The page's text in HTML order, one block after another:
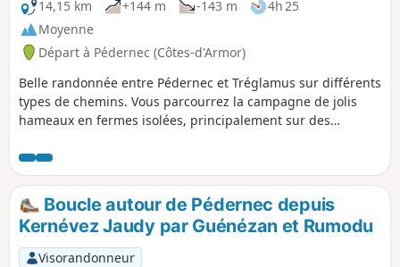
14,15 km
+144 m -143 m
4h 25
Moyenne
Départ à Pédernec (Côtes-d'Armor)
Belle randonnée entre Pédernec et Tréglamus sur différents
types de chemins. Vous parcourrez la campagne de jolis
hameaux en fermes isolées, principalement sur des
Ménez Bré et les champs d'éoliennes, vous ne rencontrerez
aucune difficulté sur le parcours, si ce n'est quelques
passages un peu humides, selon la saison, dans les
chemins creux.
Boucle autour de Pédernec depuis
Kernévez Jaudy par Guénézan et Rumodu
Visorandonneur